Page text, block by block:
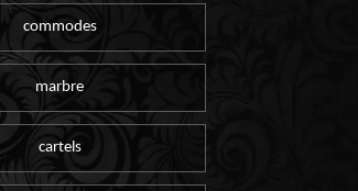
commodes
marbre
cartels